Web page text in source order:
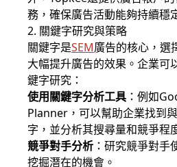
務，確保廣告活動能夠持續穩
2. 關鍵字研究與策略
關鍵字是SEM廣告的核心，選
大幅提升廣告的效果。企業可
鍵字研究：
使用關鍵字分析工具 ：例如
Planner，可以幫助企業找到
字，並分析其搜尋量和競爭程
競爭對手分析 ：研究競爭對手
挖掘潛在的機會。